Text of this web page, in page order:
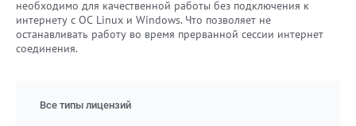
необходимо для качественной работы без подключения к
интернету с ОС Linux и Windows. Что позволяет не
останавливать работу во время прерванной сессии интернет
соединения.
Все типы лицензий